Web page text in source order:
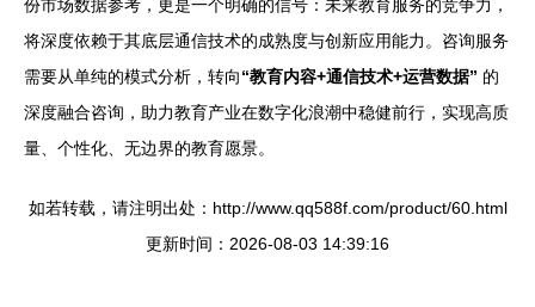
份市场数据参考，更是一个明确的信号：未来教育服务的竞争力，
将深度依赖于其底层通信技术的成熟度与创新应用能力。咨询服务
需要从单纯的模式分析，转向“教育内容+通信技术+运营数据” 的
深度融合咨询，助力教育产业在数字化浪潮中稳健前行，实现高质
量、个性化、无边界的教育愿景。
如若转载，请注明出处：http://www.qq588f.com/product/60.html
更新时间：2026-08-03 14:39:16